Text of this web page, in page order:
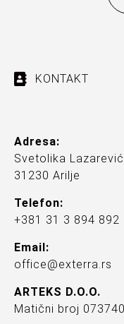
KONTAKT
Adresa:
Svetolika
31230 Arilje
Telefon:
+381 31 3 894 892
Email:
office@exterra.rs
ARTEKS D.O.O.
Matični broj